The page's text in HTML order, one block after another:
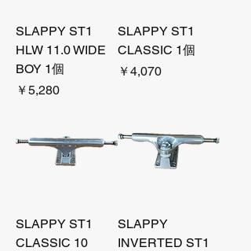
SLAPPY ST1
HLW 11.0 WIDE
BOY 1個
価格
￥5,280
SLAPPY ST1
CLASSIC 1個
価格
￥4,070
SLAPPY ST1
CLASSIC 10
SLAPPY
INVERTED ST1